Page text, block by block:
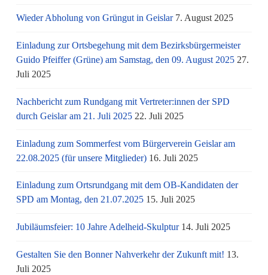
Wieder Abholung von Grüngut in Geislar 7. August 2025
Einladung zur Ortsbegehung mit dem Bezirksbürgermeister
Guido Pfeiffer (Grüne) am Samstag, den 09. August 2025 27.
Juli 2025
Nachbericht zum Rundgang mit Vertreter:innen der SPD
durch Geislar am 21. Juli 2025 22. Juli 2025
Einladung zum Sommerfest vom Bürgerverein Geislar am
22.08.2025 (für unsere Mitglieder) 16. Juli 2025
Einladung zum Ortsrundgang mit dem OB-Kandidaten der
SPD am Montag, den 21.07.2025 15. Juli 2025
Jubiläumsfeier: 10 Jahre Adelheid-Skulptur 14. Juli 2025
Gestalten Sie den Bonner Nahverkehr der Zukunft mit! 13.
Juli 2025